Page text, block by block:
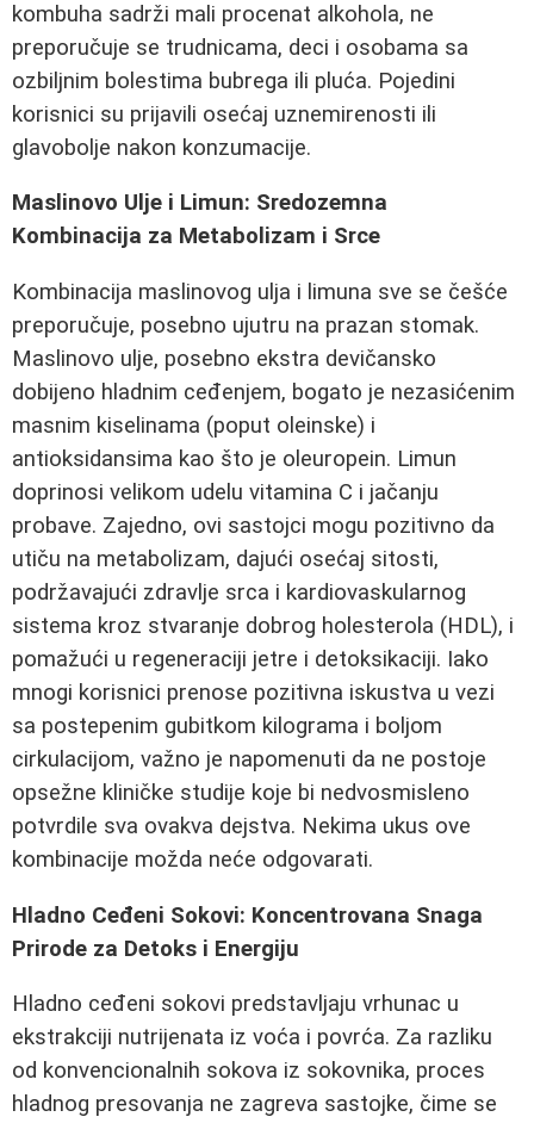
kombuha sadrži mali procenat alkohola, ne
preporučuje se trudnicama, deci i osobama sa
ozbiljnim bolestima bubrega ili pluća. Pojedini
korisnici su prijavili osećaj uznemirenosti ili
glavobolje nakon konzumacije.
Maslinovo Ulje i Limun: Sredozemna
Kombinacija za Metabolizam i Srce
Kombinacija maslinovog ulja i limuna sve se češće
preporučuje, posebno ujutru na prazan stomak.
Maslinovo ulje, posebno ekstra devičansko
dobijeno hladnim ceđenjem, bogato je nezasićenim
masnim kiselinama (poput oleinske) i
antioksidansima kao što je oleuropein. Limun
doprinosi velikom udelu vitamina C i jačanju
probave. Zajedno, ovi sastojci mogu pozitivno da
utiču na metabolizam, dajući osećaj sitosti,
podržavajući zdravlje srca i kardiovaskularnog
sistema kroz stvaranje dobrog holesterola (HDL), i
pomažući u regeneraciji jetre i detoksikaciji. Iako
mnogi korisnici prenose pozitivna iskustva u vezi
sa postepenim gubitkom kilograma i boljom
cirkulacijom, važno je napomenuti da ne postoje
opsežne kliničke studije koje bi nedvosmisleno
potvrdile sva ovakva dejstva. Nekima ukus ove
kombinacije možda neće odgovarati.
Hladno Ceđeni Sokovi: Koncentrovana Snaga
Prirode za Detoks i Energiju
Hladno ceđeni sokovi predstavljaju vrhunac u
ekstrakciji nutrijenata iz voća i povrća. Za razliku
od konvencionalnih sokova iz sokovnika, proces
hladnog presovanja ne zagreva sastojke, čime se